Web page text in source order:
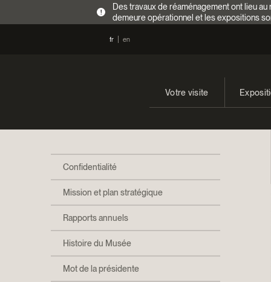
!
Des travaux de réaménagement ont lieu
demeure opérationnel et les expositions
fr en
Votre visite
Accès
Confidentialité
Mission et plan stratégique
Rapports annuels
Histoire du Musée
Mot de la présidente